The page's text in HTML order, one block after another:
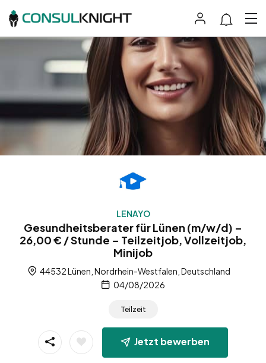
LENAYO
Gesundheitsberater für Lünen (m/w/d) –
26,00 € / Stunde – Teilzeitjob, Vollzeitjob,
Minijob
44532 Lünen, Nordrhein-Westfalen, Deutschland
04/08/2026
Teilzeit
Jetzt bewerben